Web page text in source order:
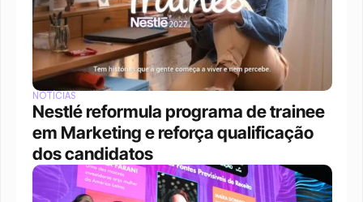
NOTÍCIAS
Nestlé reformula programa de trainee
em Marketing e reforça qualificação
dos candidatos